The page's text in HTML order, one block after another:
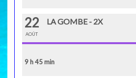
22
AOÛT
LA GOMBE - 2X
9 h 45 min